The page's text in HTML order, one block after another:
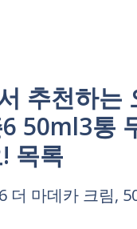
추천하는
50ml3통
목록
더 마데카 크림,